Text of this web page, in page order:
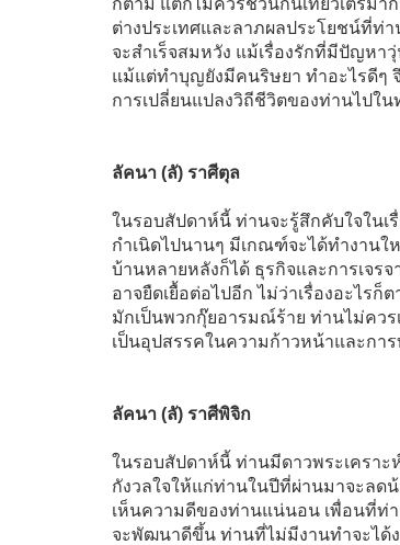
ต่างประเทศและลาภผลประโยชน์ที่ท่
จะสำเร็จสมหวัง แม้เรื่องรักที่มีปัญหา
แม้แต่ทำบุญยังมีคนริษยา ทำอะไรดีๆ
การเปลี่ยนแปลงวิถีชีวิตของท่านไปใ
ลัคนา (ลั) ราศีตุล
ในรอบสัปดาห์นี้ ท่านจะรู้สึกคับใจในเ
กำเนิดไปนานๆ มีเกณฑ์จะได้ทำงานใ
บ้านหลายหลังก็ได้ ธุรกิจและการเจร
อาจยืดเยื้อต่อไปอีก ไม่ว่าเรื่องอะไร
มักเป็นพวกกุ๊ยอารมณ์ร้าย ท่านไม่คว
เป็นอุปสรรคในความก้าวหน้าและกา
ลัคนา (ลั) ราศีพิจิก
ในรอบสัปดาห์นี้ ท่านมีดาวพระเคราะ
กังวลใจให้แก่ท่านในปีที่ผ่านมาจะลด
เห็นความดีของท่านแน่นอน เพื่อนที่ท่า
จะพัฒนาดีขึ้น ท่านที่ไม่มีงานทำจะได้